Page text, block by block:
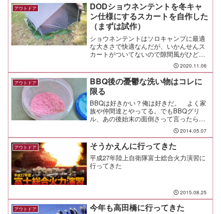
アウトドア
DODショウネンテントを冬キャ
ン仕様にするスカートを自作した
（まずは試作）
ショウネンテントはソロキャンプに最適
な大きさで快適なんだが、いかんせんス
カートがついてないので隙間風がひど
い。TCタイプならスカートがあるが、重
さが2.5倍くらいになってて、軽くて良
い！と思っていたメリットが台無しだ。
ならば。作ってみるか。
2020.11.06
アウトドア
BBQ後の憂鬱な洗い物はコレに
限る
BBQは好きかい？俺は好きだ。 よく家
族や仲間達とやってる。でもBBQグリ
ル、あの後始末の面倒さって言ったらも
う、焦げ付いた脂、炭、気が重くなる。
きっと、みんな苦労してるんじゃないだ
ろうか。みんなはどうやって綺麗にして
いるのかな。 洗剤とか...
2014.05.07
アウトドア そうかえんに行ってきた
平成27年陸上自衛隊富士総合火力演習に
行ってきた
2015.08.25
アウトドア 今年も高田橋に行ってきた